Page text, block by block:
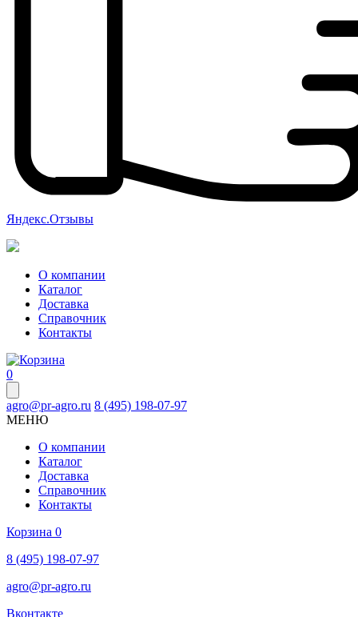
Яндекс.Отзывы
О компании
Каталог
Доставка
Справочник
Контакты
0
agro@pr-agro.ru 8 (495) 198-07-97
МЕНЮ
О компании
Каталог
Доставка
Справочник
Контакты
Корзина 0
8 (495) 198-07-97
agro@pr-agro.ru
Вконтакте